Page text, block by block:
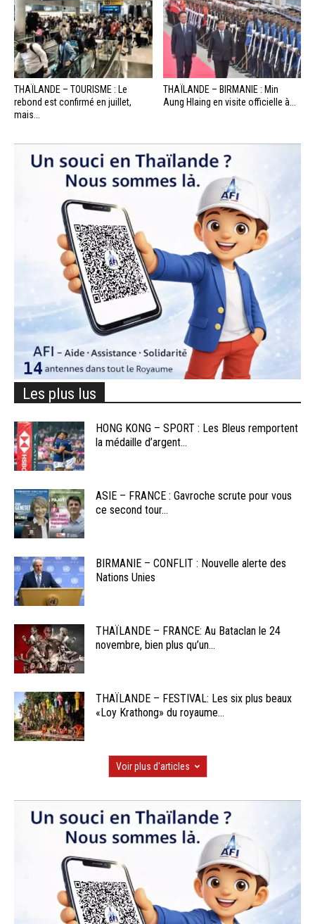
THAÏLANDE – TOURISME : Le
rebond est confirmé en juillet,
mais...
THAÏLANDE – BIRMANIE : Min
Aung Hlaing en visite officielle à...
Les plus lus
HONG KONG – SPORT : Les Bleus remportent
la médaille d’argent...
ASIE – FRANCE : Gavroche scrute pour vous
ce second tour...
BIRMANIE – CONFLIT : Nouvelle alerte des
Nations Unies
THAÏLANDE – FRANCE: Au Bataclan le 24
novembre, bien plus qu’un...
THAÏLANDE – FESTIVAL: Les six plus beaux
«Loy Krathong» du royaume...
Voir plus d'articles